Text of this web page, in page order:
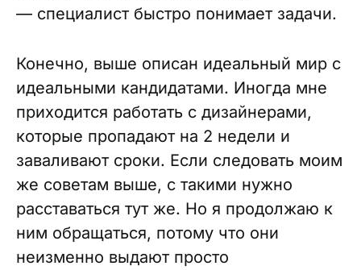
— специалист быстро понимает задачи.
Конечно, выше описан идеальный мир с
идеальными кандидатами. Иногда мне
приходится работать с дизайнерами,
которые пропадают на 2 недели и
заваливают сроки. Если следовать моим
же советам выше, с такими нужно
расставаться тут же. Но я продолжаю к
ним обращаться, потому что они
неизменно выдают просто